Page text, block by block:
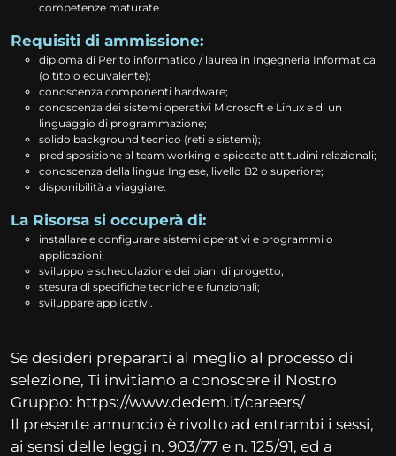
competenze maturate.
Requisiti di ammissione:
diploma di Perito informatico / laurea in Ingegneria Informatica
(o titolo equivalente);
conoscenza componenti hardware;
conoscenza dei sistemi operativi Microsoft e Linux e di un
linguaggio di programmazione;
solido background tecnico (reti e sistemi);
predisposizione al team working e spiccate attitudini relazionali;
conoscenza della lingua Inglese, livello B2 o superiore;
disponibilità a viaggiare.
La Risorsa si occuperà di:
installare e configurare sistemi operativi e programmi o
applicazioni;
sviluppo e schedulazione dei piani di progetto;
stesura di specifiche tecniche e funzionali;
sviluppare applicativi.
Se desideri prepararti al meglio al processo di
selezione, Ti invitiamo a conoscere il Nostro
Gruppo: https://www.dedem.it/careers/
Il presente annuncio è rivolto ad entrambi i sessi,
ai sensi delle leggi n. 903/77 e n. 125/91, ed a